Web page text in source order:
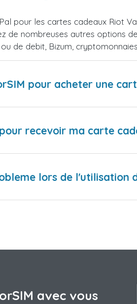
pour les cartes cadeaux Riot
de nombreuses autres options
de debit, Bizum,
pour acheter une
recevoir ma carte
lors de l'utilisation
avec vous